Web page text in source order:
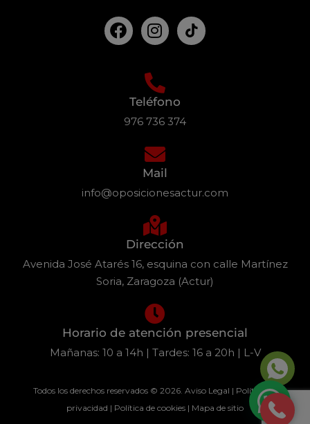
Teléfono
976 736 374
Mail
info@oposicionesactur.com
Dirección
Avenida José Atarés 16, esquina con calle Martínez
Soria, Zaragoza (Actur)
Horario de atención presencial
Mañanas: 10 a 14h | Tardes: 16 a 20h | L-V
Todos los derechos reservados © 2026. Aviso Legal | Política de
privacidad | Política de cookies | Mapa de sitio